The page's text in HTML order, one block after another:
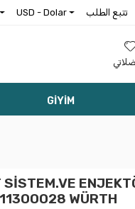
USD - Dolar تتبع الطلب
GİYİM
WÜRTH